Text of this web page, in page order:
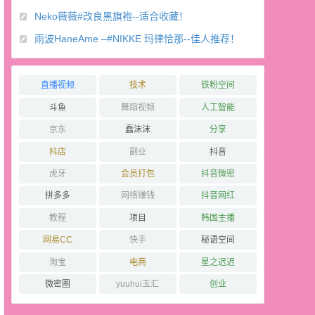
Neko薇薇#改良黑旗袍--适合收藏！
雨波HaneAme –#NIKKE 玛律恰那--佳人推荐！
直播视频 技术 铁粉空间
斗鱼 舞蹈视频 人工智能
京东 蠢沫沫 分享
抖店 副业 抖音
虎牙 会员打包 抖音微密
拼多多 网络赚钱 抖音网红
教程 项目 韩国主播
网易CC 快手 秘语空间
淘宝 电商 星之迟迟
微密圈 yuuhui玉汇 创业